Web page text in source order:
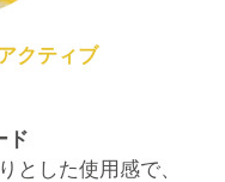
クティブ
ド
とした使用感で、